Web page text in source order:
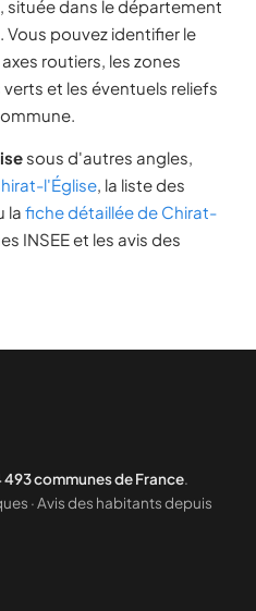
, située dans le département
. Vous pouvez identifier le
routiers, les zones
et les éventuels reliefs
sous d'autres angles,
l'Église, la liste des
la fiche détaillée de Chirat-
INSEE et les avis des
493 communes de France.
· Avis des habitants depuis